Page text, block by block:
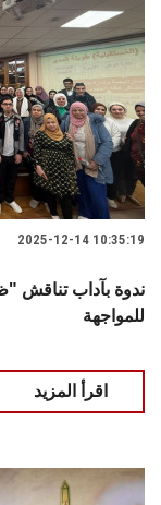
2025-12-14 10:35:19
ندوة بآداب تناقش
للمواجهة
اقرأ المزيد